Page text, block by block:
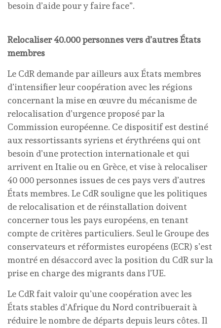
besoin d’aide pour y faire face”.
Relocaliser 40.000 personnes vers d’autres États
membres
Le CdR demande par ailleurs aux États membres
d’intensifier leur coopération avec les régions
concernant la mise en œuvre du mécanisme de
relocalisation d’urgence proposé par la
Commission européenne. Ce dispositif est destiné
aux ressortissants syriens et érythréens qui ont
besoin d’une protection internationale et qui
arrivent en Italie ou en Grèce, et vise à relocaliser
40 000 personnes issues de ces pays vers d’autres
États membres. Le CdR souligne que les politiques
de relocalisation et de réinstallation doivent
concerner tous les pays européens, en tenant
compte de critères particuliers. Seul le Groupe des
conservateurs et réformistes européens (ECR) s’est
montré en désaccord avec la position du CdR sur la
prise en charge des migrants dans l’UE.
Le CdR fait valoir qu’une coopération avec les
États stables d’Afrique du Nord contribuerait à
réduire le nombre de départs depuis leurs côtes. Il